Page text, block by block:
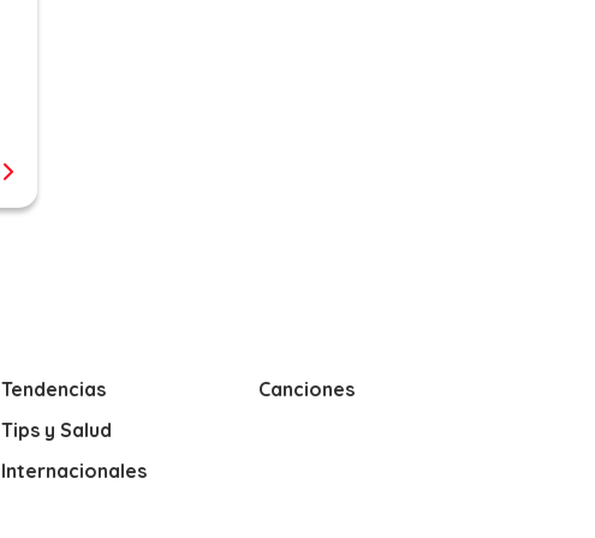
Tendencias
Tips y Salud
Internacionales
Canciones